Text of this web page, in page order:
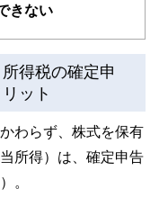
きない
得税の確定申
ット
わらず、株式を保有
所得）は、確定申告
。